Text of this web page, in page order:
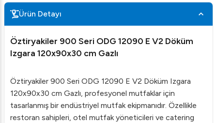
Ürün Detayı
Öztiryakiler 900 Seri ODG 12090 E V2 Döküm
Izgara 120x90x30 cm Gazlı
Öztiryakiler 900 Seri ODG 12090 E V2 Döküm Izgara
120x90x30 cm Gazlı, profesyonel mutfaklar için
tasarlanmış bir endüstriyel mutfak ekipmanıdır. Özellikle
restoran sahipleri, otel mutfak yöneticileri ve catering